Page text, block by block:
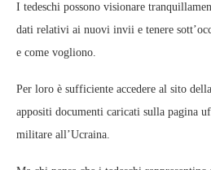
I tedeschi possono visionare
dati relativi ai nuovi invii e tenere
e come vogliono.
Per loro è sufficiente accedere al sito
appositi documenti caricati sulla pagina
militare all’Ucraina.